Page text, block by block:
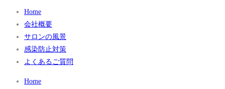
Home
会社概要
サロンの風景
感染防止対策
よくあるご質問
Home